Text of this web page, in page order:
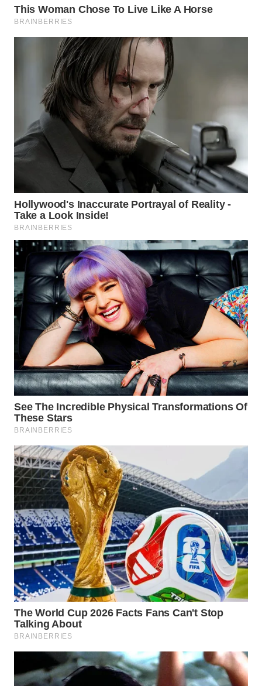
WN
TAPANULI
SAMOSIR
WN
PADANG
LAWAS
WN
CIANJUR
WN
KEPULAUAN
SERIBU
WN
TANGERANG
WN
BINJAI
WN
CIREBON
WN
INDRAMAYU
WN
KUNINGAN
WN
MAJALENGKA
WN
SUBANG
WN
SUKABUMI
WN
PURWAKARTA